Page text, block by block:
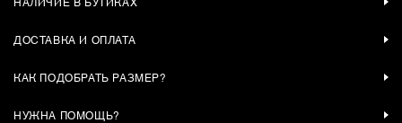
ДОСТАВКА И ОПЛАТА
КАК ПОДОБРАТЬ РАЗМЕР?
НУЖНА ПОМОЩЬ?